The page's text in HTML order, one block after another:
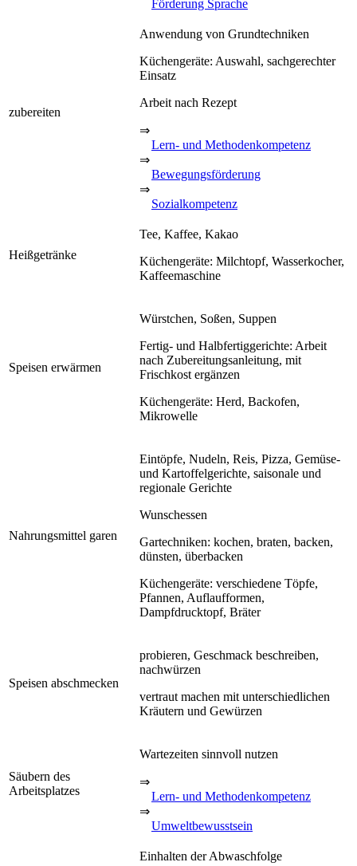
Förderung Sprache
zubereiten
Anwendung von Grundtechniken
Küchengeräte: Auswahl, sachgerechter
Einsatz
Arbeit nach Rezept
⇒
Lern- und Methodenkompetenz
⇒
Bewegungsförderung
⇒
Sozialkompetenz
Heißgetränke
Tee, Kaffee, Kakao
Küchengeräte: Milchtopf, Wasserkocher,
Kaffeemaschine
Speisen erwärmen
Würstchen, Soßen, Suppen
Fertig- und Halbfertiggerichte: Arbeit
nach Zubereitungsanleitung, mit
Frischkost ergänzen
Küchengeräte: Herd, Backofen,
Mikrowelle
Nahrungsmittel garen
Eintöpfe, Nudeln, Reis, Pizza, Gemüse-
und Kartoffelgerichte, saisonale und
regionale Gerichte
Wunschessen
Gartechniken: kochen, braten, backen,
dünsten, überbacken
Küchengeräte: verschiedene Töpfe,
Pfannen, Auflaufformen,
Dampfdrucktopf, Bräter
Speisen abschmecken
probieren, Geschmack beschreiben,
nachwürzen
vertraut machen mit unterschiedlichen
Kräutern und Gewürzen
Säubern des
Arbeitsplatzes
Wartezeiten sinnvoll nutzen
⇒
Lern- und Methodenkompetenz
⇒
Umweltbewusstsein
Einhalten der Abwaschfolge